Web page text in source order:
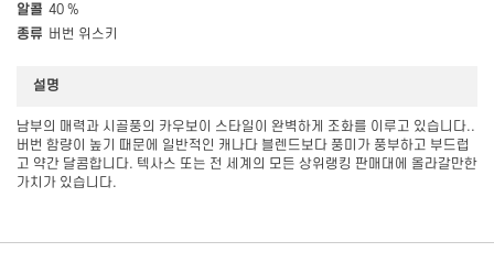
알콜 40 %
종류 버번 위스키
설명
남부의 매력과 시골풍의 카우보이 스타일이 완벽하게 조화를 이루고 있습니다..
버번 함량이 높기 때문에 일반적인 캐나다 블렌드보다 풍미가 풍부하고 부드럽
고 약간 달콤합니다. 텍사스 또는 전 세계의 모든 상위랭킹 판매대에 올라갈만한
가치가 있습니다.